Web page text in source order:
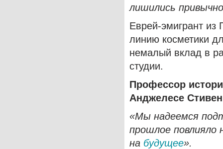
лишились
Еврей-эмигрант
линию косметики
немалый вклад в
студии.
Профессор
Анджелесе
«Мы надеемся
прошлое повлияло
на будущее».